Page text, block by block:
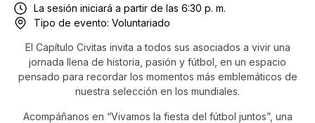
La sesión iniciará a partir de las 6:30 p. m.
Tipo de evento: Voluntariado
El Capítulo Civitas invita a todos sus asociados a vivir una
jornada llena de historia, pasión y fútbol, en un espacio
pensado para recordar los momentos más emblemáticos de
nuestra selección en los mundiales.
Acompáñanos en “Vivamos la fiesta del fútbol juntos”, una